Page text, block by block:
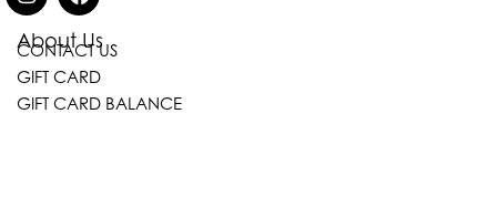
About Us
CONTACT US
GIFT CARD
GIFT CARD BALANCE
Eleganza Israel